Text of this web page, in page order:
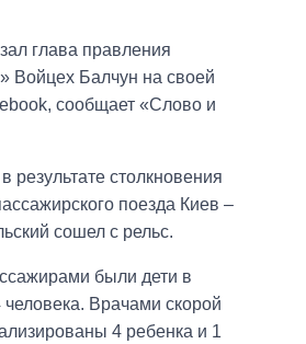
глава правления
Войцех Балчун на своей
сообщает «Слово и
результате столкновения
поезда Киев –
сошел с рельс.
были дети в
человека. Врачами скорой
4 ребенка и 1